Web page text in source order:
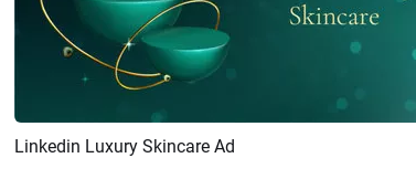
Pré-visualizar
Linkedin Luxury Skincare Ad